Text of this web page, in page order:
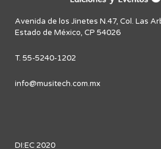
Avenida de los Jinetes N.47, Col. Las
Estado de México, CP 54026
T. 55-5240-1202
info@musitech.com.mx
DI:EC 2020